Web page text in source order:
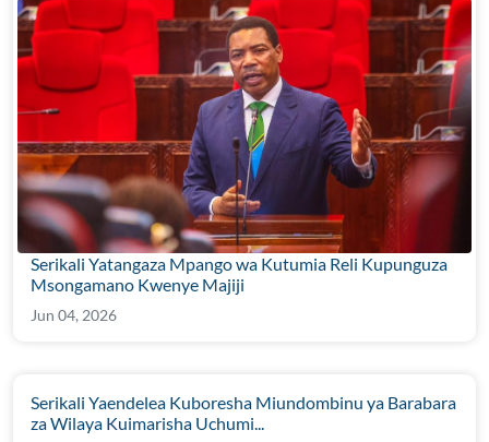
Serikali Yatangaza Mpango wa Kutumia Reli Kupunguza
Msongamano Kwenye Majiji
Jun 04, 2026
Serikali Yaendelea Kuboresha Miundombinu ya Barabara
za Wilaya Kuimarisha Uchumi...